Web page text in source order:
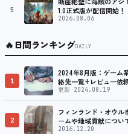
5
1.0正式版が配信開始！
2026.08.06
🔥日間ランキングDAILY
1
2024年8月版：ゲーム
絡先一覧+レビュー依
更新 2024.08.19
2
フィンランド・オウ
ームや地域貢献につい
2016.12.20